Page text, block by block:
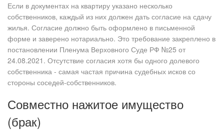
Если в документах на квартиру указано несколько
собственников, каждый из них должен дать согласие на сдачу
жилья. Согласие должно быть оформлено в письменной
форме и заверено нотариально. Это требование закреплено в
постановлении Пленума Верховного Суде РФ №25 от
24.08.2021. Отсутствие согласия хотя бы одного долевого
собственника - самая частая причина судебных исков со
стороны соседей-собственников.
Совместно нажитое имущество
(брак)